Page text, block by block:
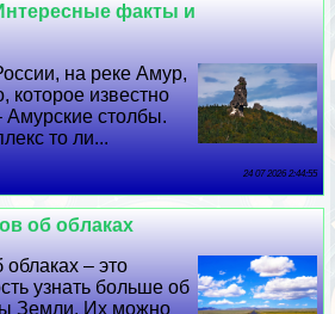
факты и
на реке Амур,
которое известно
Амурские столбы.
то ли...
24 07 2026 2:44:55
об облаках
– это
узнать больше об
Земли. Их можно